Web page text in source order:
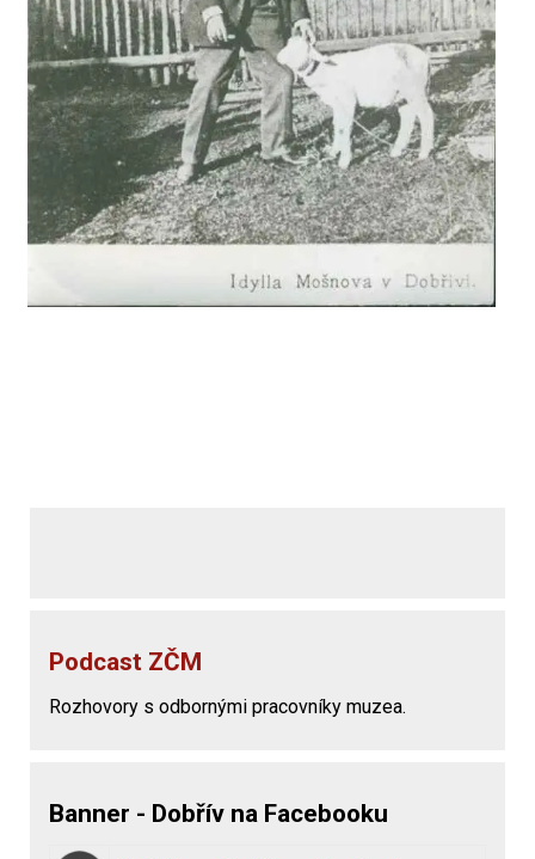
Podcast ZČM
Rozhovory s odbornými pracovníky muzea.
Banner - Dobřív na Facebooku